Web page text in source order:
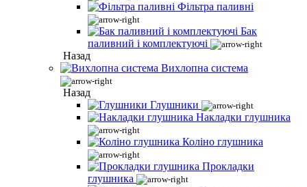
Фільтра паливні
Бак
паливний і комплектуючі
Назад
Вихлопна система
Назад
Глушники
Накладки глушника
Коліно глушника
Прокладки
глушника